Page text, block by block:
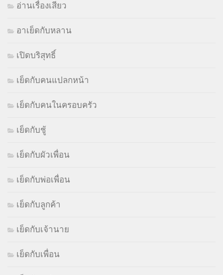
อ่านเรื่องเสียว
อาเย็ดกับหลาน
เปิดบริสุทธิ์
เย็ดกับคนแปลกหน้า
เย็ดกับคนในครอบครัว
เย็ดกับชู้
เย็ดกับผัวเพื่อน
เย็ดกับพ่อเพื่อน
เย็ดกับลูกค้า
เย็ดกับเจ้านาย
เย็ดกับเพื่อน